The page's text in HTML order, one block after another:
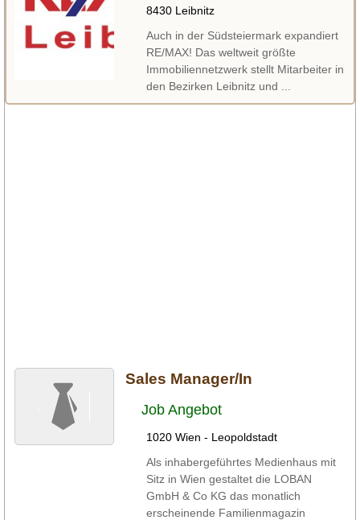
8430 Leibnitz
Auch in der Südsteiermark expandiert
RE/MAX! Das weltweit größte
Immobiliennetzwerk stellt Mitarbeiter in
den Bezirken Leibnitz und ...
Sales Manager/In
Job Angebot
1020 Wien - Leopoldstadt
Als inhabergeführtes Medienhaus mit
Sitz in Wien gestaltet die LOBAN
GmbH & Co KG das monatlich
erscheinende Familienmagazin